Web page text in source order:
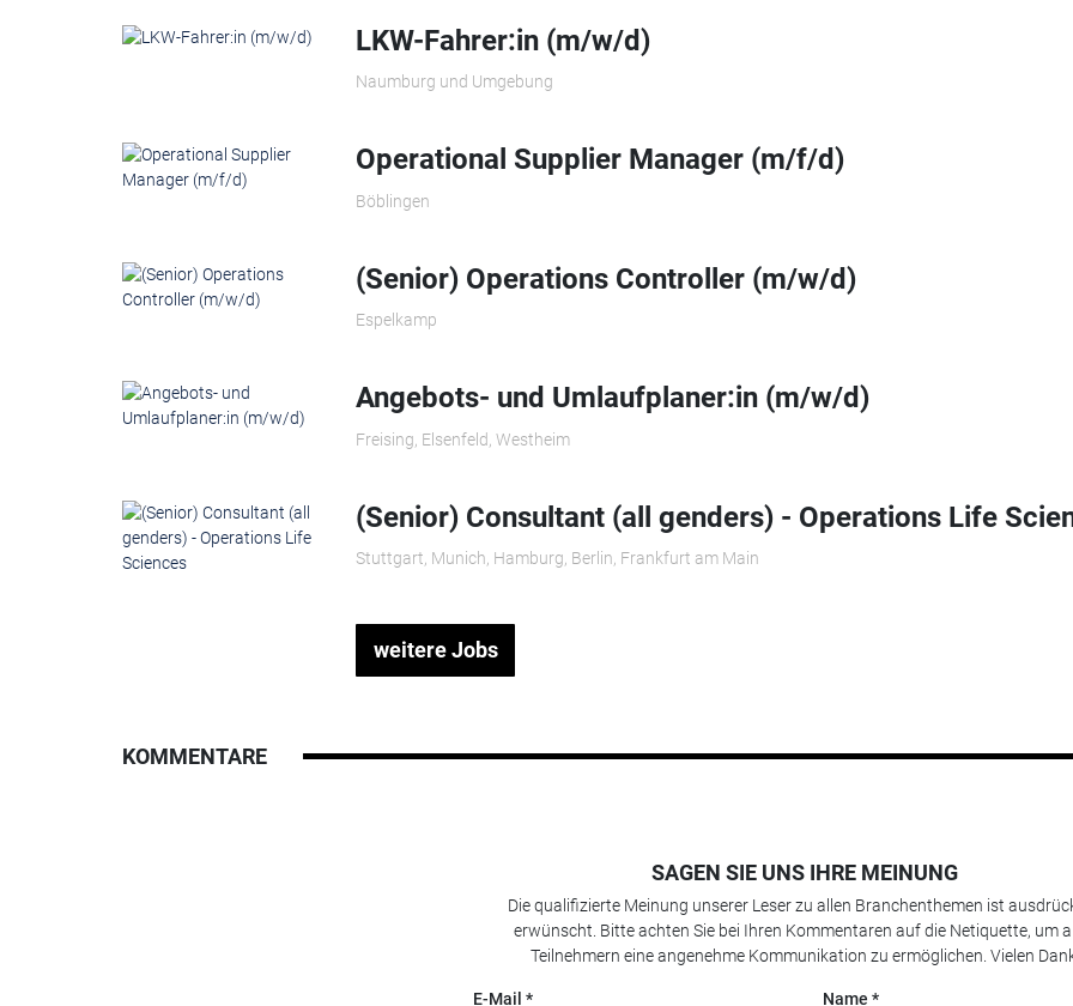
LKW-Fahrer:in (m/w/d)
Naumburg und Umgebung
Operational Supplier Manager (m/f/d)
Böblingen
(Senior) Operations Controller (m/w/d)
Espelkamp
Angebots- und Umlaufplaner:in (m/w/d)
Freising, Elsenfeld, Westheim
(Senior) Consultant (all genders) - Operations Life
Stuttgart, Munich, Hamburg, Berlin, Frankfurt am Main
weitere Jobs
KOMMENTARE
SAGEN SIE UNS IHRE MEINUNG
Die qualifizierte Meinung unserer Leser zu allen Branchenthemen ist
erwünscht. Bitte achten Sie bei Ihren Kommentaren auf die Netiquette, um
Teilnehmern eine angenehme Kommunikation zu ermöglichen. Vielen
E-Mail Name